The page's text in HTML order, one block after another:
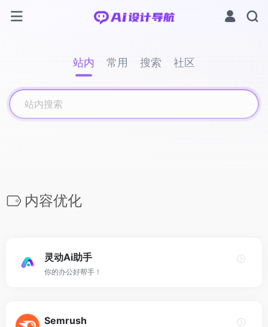
站内 常用 搜索 社区
内容优化
灵动Ai助手
你的办公好帮手！
Semrush